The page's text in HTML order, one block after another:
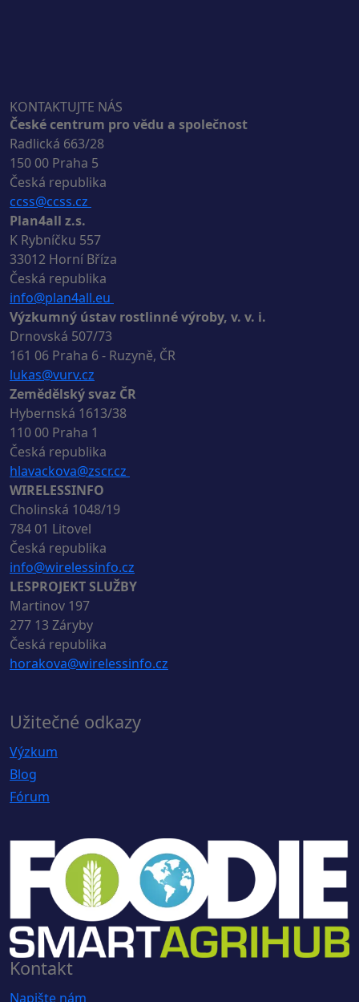
KONTAKTUJTE NÁS
České centrum pro vědu a společnost
Radlická 663/28
150 00 Praha 5
Česká republika
ccss@ccss.cz
Plan4all z.s.
K Rybníčku 557
33012 Horní Bříza
Česká republika
info@plan4all.eu
Výzkumný ústav rostlinné výroby, v. v. i.
Drnovská 507/73
161 06 Praha 6 - Ruzyně, ČR
lukas@vurv.cz
Zemědělský svaz ČR
Hybernská 1613/38
110 00 Praha 1
Česká republika
hlavackova@zscr.cz
WIRELESSINFO
Cholinská 1048/19
784 01 Litovel
Česká republika
info@wirelessinfo.cz
LESPROJEKT SLUŽBY
Martinov 197
277 13 Záryby
Česká republika
horakova@wirelessinfo.cz
Užitečné odkazy
Výzkum
Blog
Fórum
Kontakt
Napište nám